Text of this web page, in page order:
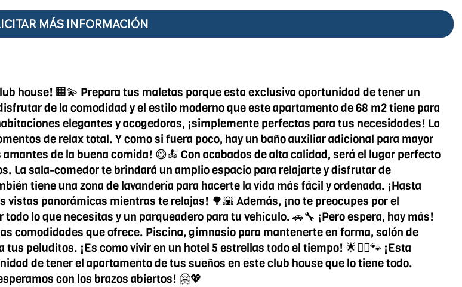
MÁS INFORMACIÓN
house! 🏢💫 Prepara tus maletas porque esta exclusiva oportunidad de tener un
de la comodidad y el estilo moderno que este apartamento de 68 m2 tiene para
elegantes y acogedoras, ¡simplemente perfectas para tus necesidades! La
de relax total. Y como si fuera poco, hay un baño auxiliar adicional para mayor
de la buena comida! 😋🍝 Con acabados de alta calidad, será el lugar perfecto
La sala-comedor te brindará un amplio espacio para relajarte y disfrutar de
tiene una zona de lavandería para hacerte la vida más fácil y ordenada. ¡Hasta
panorámicas mientras te relajas! 🌳🌇 Además, ¡no te preocupes por el
lo que necesitas y un parqueadero para tu vehículo. 🚗🔧 ¡Pero espera, hay más!
comodidades que ofrece. Piscina, gimnasio para mantenerte en forma, salón de
peluditos. ¡Es como vivir en un hotel 5 estrellas todo el tiempo! 🌟💆‍♀️🐾 ¡Esta
de tener el apartamento de tus sueños en este club house que lo tiene todo.
con los brazos abiertos! 🤗💖